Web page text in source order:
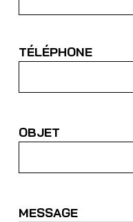
TÉLÉPHONE
OBJET
MESSAGE